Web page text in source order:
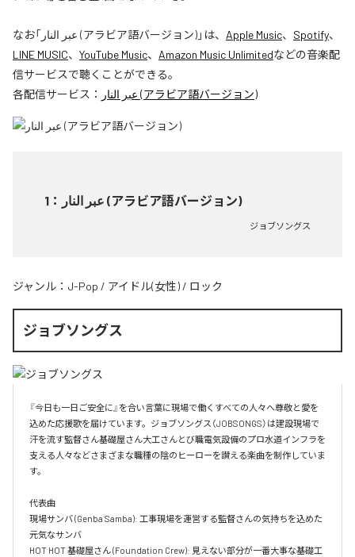
なお「 عبر النار (アラビア語バージョン)」は、 Apple Music、 Spotify、
LINE MUSIC、 YouTube Music、 Amazon Music Unlimitedなどの音楽配
信サービスで聴くことができる。
各配信サービス：
عبر النار (アラビア語バージョン)
1 ： عبر النار (アラビア語バージョン)
ジョブソングス
ジャンル： J-Pop / アイドル(女性) / ロック
ジョブソングス
『今日も一日ご安全に』を合い言葉に現場で働くすべての人々へ尊敬と愛を
込めた応援歌を届けています。ジョブソングス（JOBSONGS）は建設現場で
汗を流す監督さん基礎屋さん大工さんとび職電気設備のプロ水道インフラを
支える人々などさまざまな職種の陰のヒーローを讃える楽曲を制作していま
す。
代表曲
現場サンバ (Genba Samba): 工事現場を運営する監督さんの気持ちを込めた
元気なサンバ
HOT HOT 基礎屋さん (Foundation Crew): 見えない部分が一番大事な基礎工